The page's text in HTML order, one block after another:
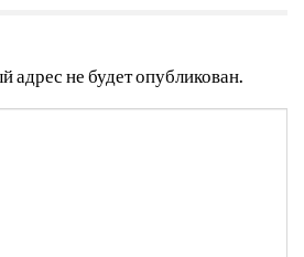
адрес не будет опубликован.